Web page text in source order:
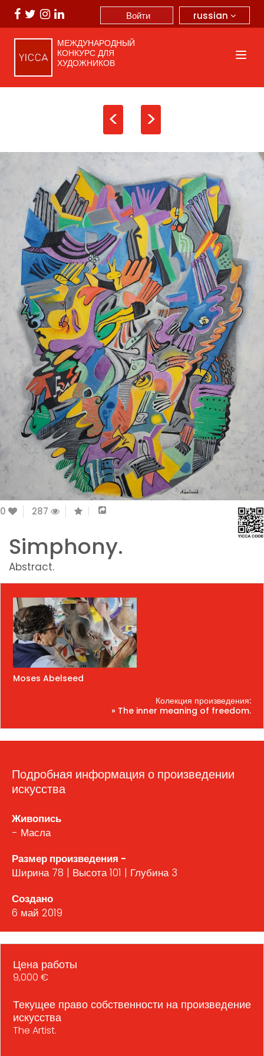
russian
Войти
МЕЖДУНАРОДНЫЙ
КОНКУРС ДЛЯ
ХУДОЖНИКОВ
< >
0 287
Simphony.
Abstract.
Moses Abelseed
Колекция произведения:
» The inner meaning of freedom.
Подробная информация о произведении
искусства
Живопись
- Масла
Размер произведения -
Ширина 78 | Высота 101 | Глубина 3
Создано
6 май 2019
Цена работы
9,000 €
Текущее право собственности на произведение
искусства
The Artist.